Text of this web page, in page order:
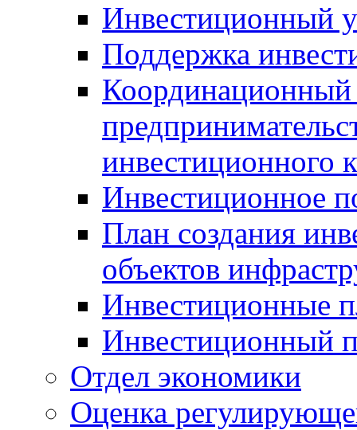
Инвестиционный
Поддержка
Координационный
инвестиционного
Инвестиционное
План создания
объектов
Инвестиционные
Инвестиционный
Отдел экономики
Оценка